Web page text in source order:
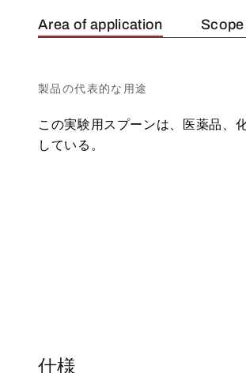
Area of application
製品の代表的な用途
この実験用スプーンは、医薬品、
している。
仕様